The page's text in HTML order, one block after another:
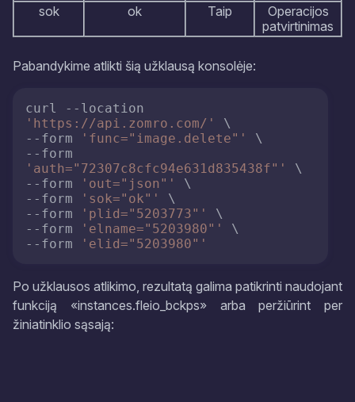
sok
ok Taip
Operacijos
patvirtinimas
Pabandykime atlikti šią užklausą konsolėje:
'https://api.zomro.com/'
\
--form
'func="image.delete"'
\
'auth="72307c8cfc94e631d835438f"'
\
--form
'out="json"'
\
--form
'sok="ok"'
\
--form
'plid="5203773"'
\
--form
'elname="5203980"'
\
--form
'elid="5203980"'
Po užklausos atlikimo, rezultatą galima patikrinti naudojant
funkciją «instances.fleio_bckps» arba peržiūrint per
žiniatinklio sąsają: